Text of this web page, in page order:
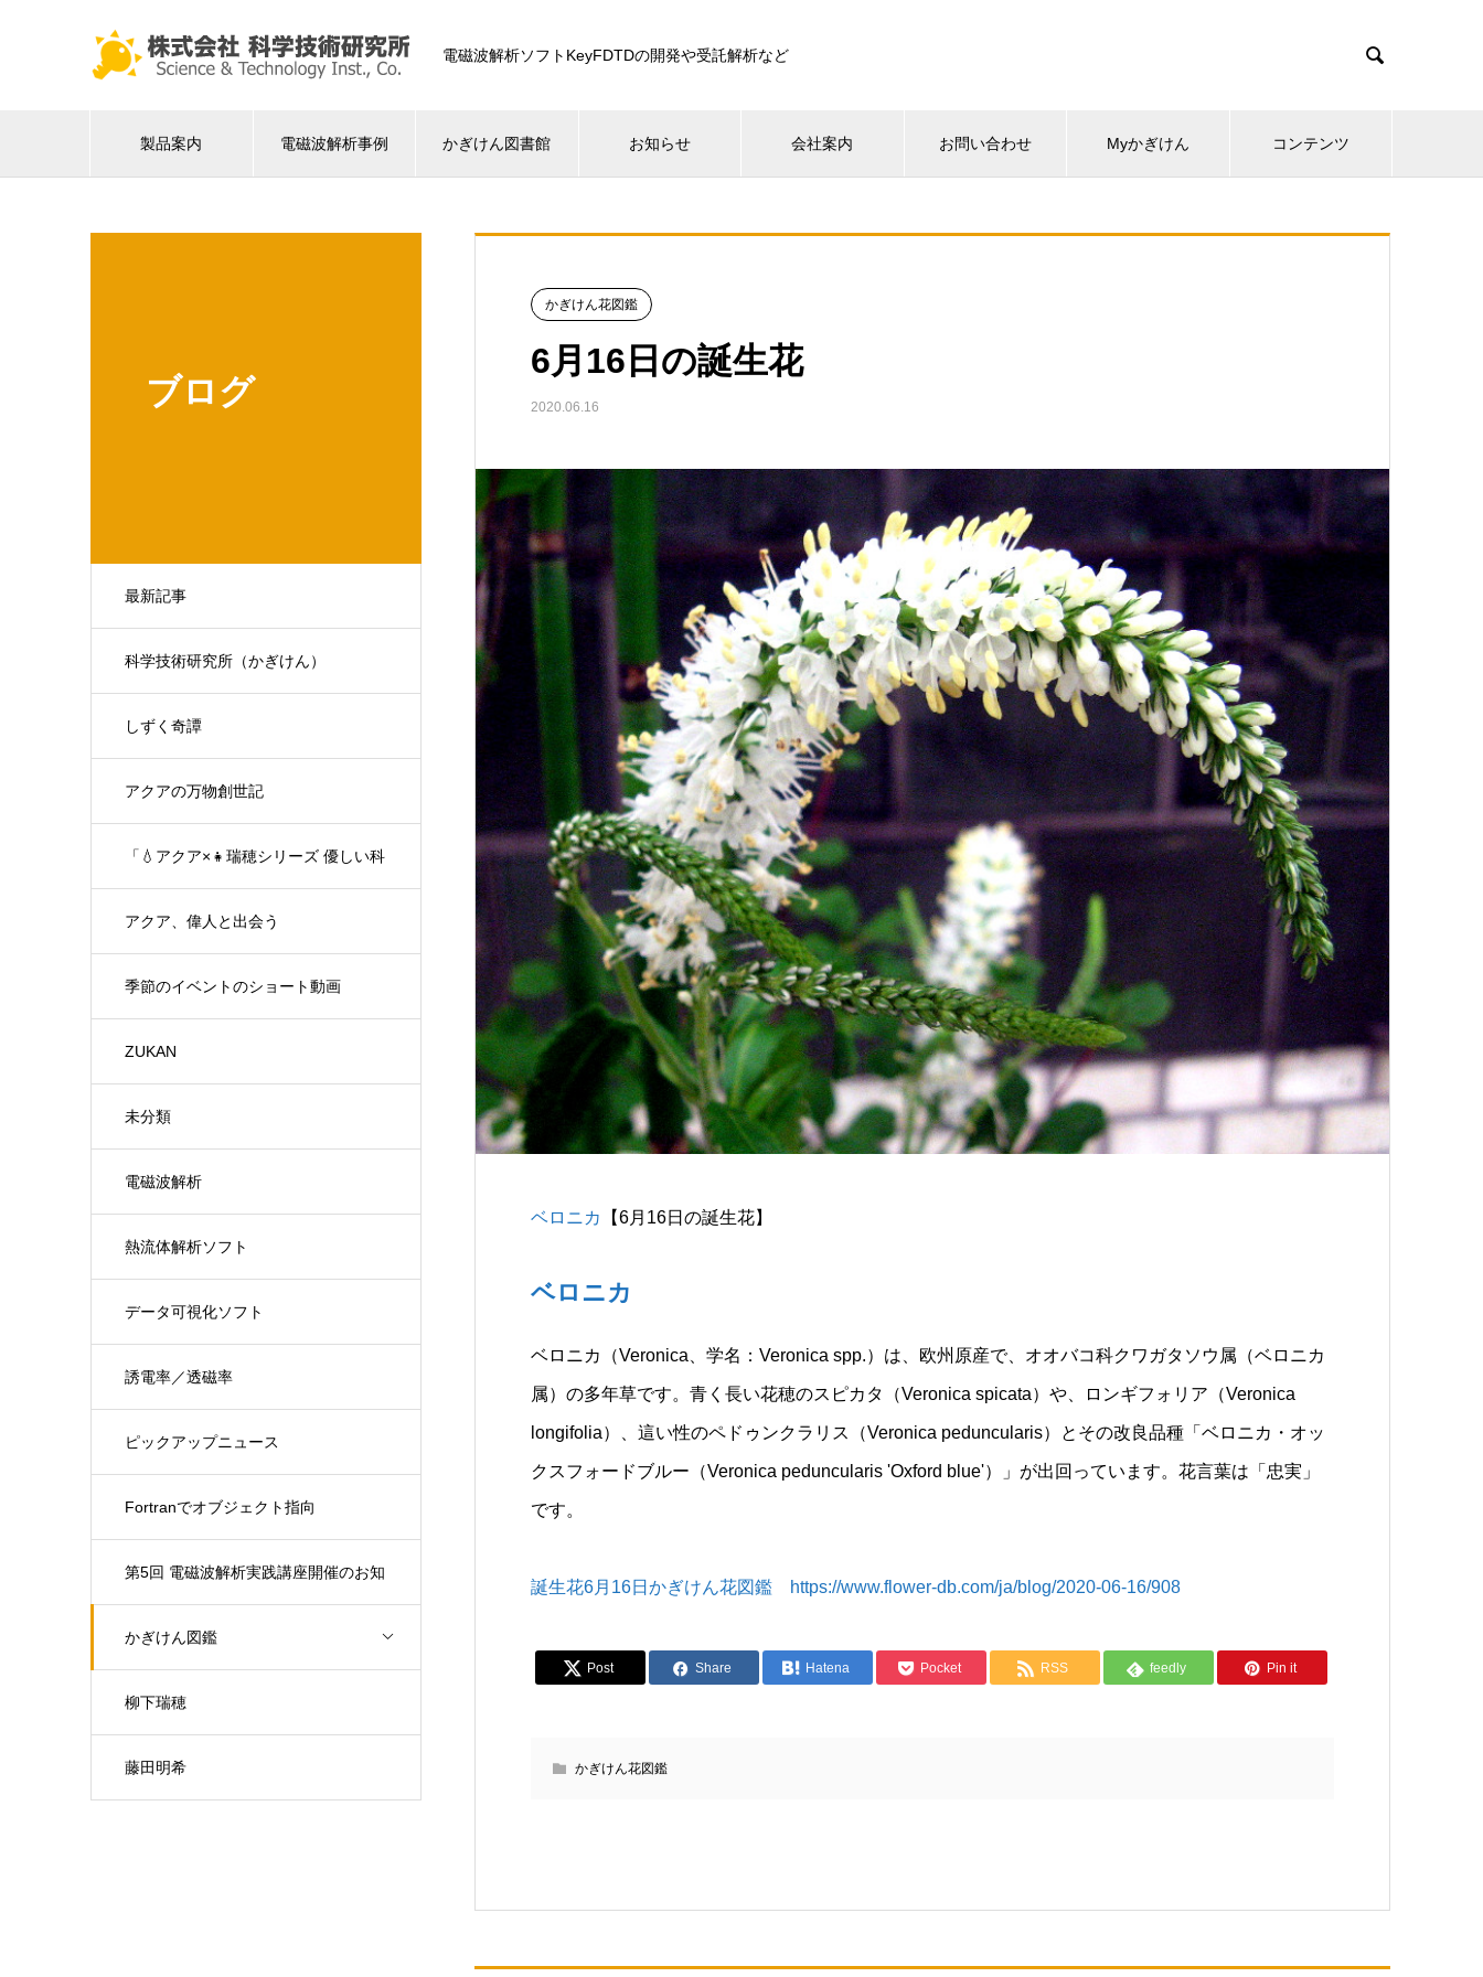
電磁波解析ソフトKeyFDTDの開発や受託解析など 
製品案内 電磁波解析事例 かぎけん図書館 お知らせ 会社案内 お問い合わせ Myかぎけん コンテンツ
ブログ
最新記事
科学技術研究所（かぎけん）
しずく奇譚
アクアの万物創世記
「💧アクア×👧瑞穂シリーズ 優しい科
学の対話」
アクア、偉人と出会う
季節のイベントのショート動画
ZUKAN
未分類
電磁波解析
熱流体解析ソフト
データ可視化ソフト
誘電率／透磁率
ピックアップニュース
Fortranでオブジェクト指向
第5回 電磁波解析実践講座開催のお知
らせ（開催日：9月30日)
かぎけん図鑑
柳下瑞穂
藤田明希
かぎけん花図鑑
6月16日の誕生花
2020.06.16
ベロニカ 【6月16日の誕生花】
ベロニカ
ベロニカ（Veronica、学名：Veronica spp.）は、欧州原産で、オオバコ科クワガタソウ属（ベロニカ
属）の多年草です。青く長い花穂のスピカタ（Veronica spicata）や、ロンギフォリア（Veronica
longifolia）、這い性のペドゥンクラリス（Veronica peduncularis）とその改良品種「ベロニカ・オッ
クスフォードブルー（Veronica peduncularis 'Oxford blue'）」が出回っています。花言葉は「忠実」
です。
誕生花6月16日かぎけん花図鑑 https://www.flower-db.com/ja/blog/2020-06-16/908
Post Share Hatena Pocket RSS feedly Pin it
かぎけん花図鑑